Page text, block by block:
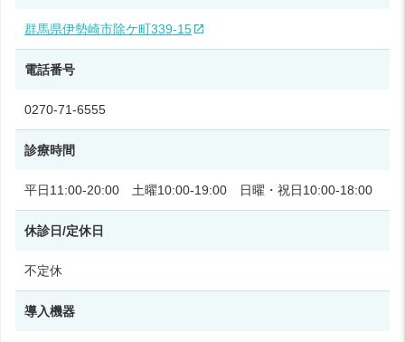
群馬県伊勢崎市除ケ町339‑15
電話番号
0270‑71‑6555
診療時間
平日11:00‑20:00 土曜10:00‑19:00 日曜・祝日10:00‑18:00
休診日/定休日
不定休
導入機器